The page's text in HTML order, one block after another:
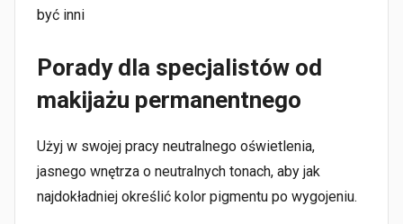
być inni
Porady dla specjalistów od
makijażu permanentnego
Użyj w swojej pracy neutralnego oświetlenia,
jasnego wnętrza o neutralnych tonach, aby jak
najdokładniej określić kolor pigmentu po wygojeniu.